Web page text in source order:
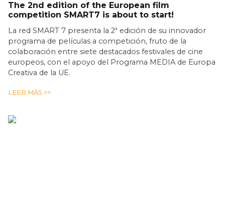
The 2nd edition of the European film
competition SMART7 is about to start!
La red SMART 7 presenta la 2ª edición de su innovador
programa de películas a competición, fruto de la
colaboración entre siete destacados festivales de cine
europeos, con el apoyo del Programa MEDIA de Europa
Creativa de la UE.
LEER MÁS >>